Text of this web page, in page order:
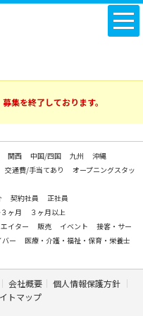
集を終了しております。
関西 中国/四国 九州
沖縄
交通費/手当てあり
オープニングスタッ
契約社員
正社員
ヶ月
３ヶ月以上
イター 販売 イベント
接客・サー
ー
医療・介護・福祉・保育・栄養士
会社概要
個人情報保護方針
トマップ